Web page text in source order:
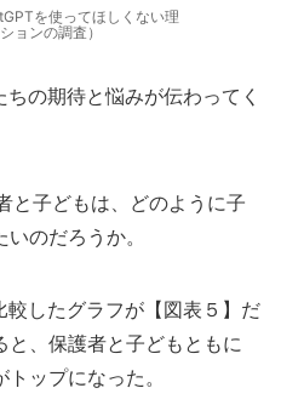
を使ってほしくない理
ョンの調査）
の期待と悩みが伝わってく
子どもは、どのように子
のだろうか。
したグラフが【図表５】だ
と、保護者と子どもともに
ップになった。